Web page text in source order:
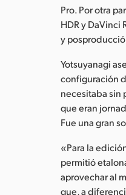
Pro. Por otra
HDR y
y
Yotsuyanagi
configuración
necesitaba sin
que eran
Fue una gran
«Para la
permitió
aprovechar al
que, a